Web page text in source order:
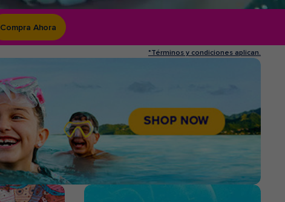
Compra Ahora
*Términos y condiciones aplican.